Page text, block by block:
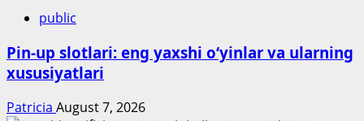
public
Pin-up slotlari: eng yaxshi o‘yinlar va ularning
xususiyatlari
Patricia August 7, 2026